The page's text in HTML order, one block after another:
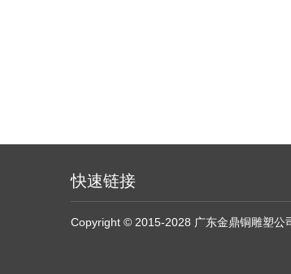
快速链接
Copyright © 2015-2028 广东金鼎铜雕塑公